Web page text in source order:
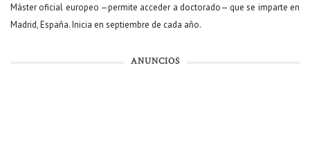
Máster oficial europeo —permite acceder a doctorado— que se imparte en
Madrid, España. Inicia en septiembre de cada año.
ANUNCIOS